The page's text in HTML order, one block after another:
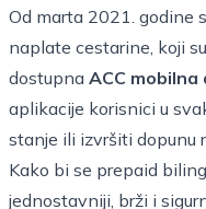
Od marta 2021. godine
naplate cestarine, koji
dostupna ACC mobilna
aplikacije korisnici u
stanje ili izvršiti dopunu
Kako bi se prepaid
jednostavniji, brži i